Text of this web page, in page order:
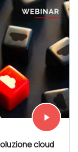
Vedi subito
play_arrow
cloud